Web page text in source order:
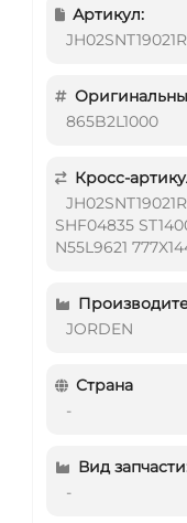
Артикул:
JH02SNT19021R
865B2L1000
Кросс-
SHF04835
N55L9621
JORDEN
Страна
-
Вид
-